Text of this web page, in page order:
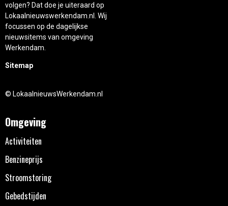
volgen? Dat doe je uiteraard op
Lokaalnieuwswerkendam.nl. Wij
focussen op de dagelijkse
nieuwsitems van omgeving
Werkendam.
Sitemap
© LokaalnieuwsWerkendam.nl
Omgeving
Activiteiten
Benzineprijs
Stroomstoring
Gebedstijden